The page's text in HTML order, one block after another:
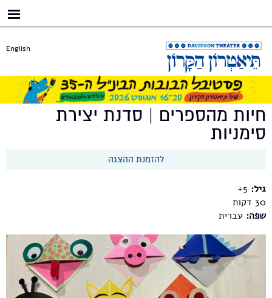
English
חיות מהספרים | סדנת יצירת
סימניות
להזמנת ההצגה
גיל: 5+
30
שפה: עברית